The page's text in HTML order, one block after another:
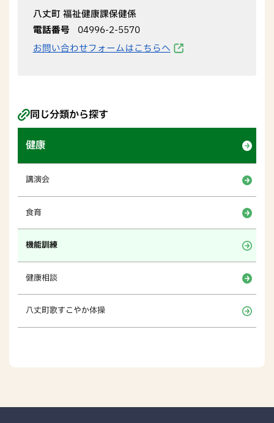
八丈町 福祉健康課保健係
電話番号
04996-2-5570
お問い合わせフォームはこちらへ
同じ分類から探す
健康
講演会
食育
機能訓練
健康相談
八丈町歌すこやか体操